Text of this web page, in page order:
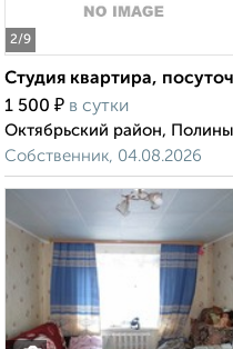
2/9
Студия квартира,
1 500 ₽ в сутки
Октябрьский район,
Собственник, 04.08.2026